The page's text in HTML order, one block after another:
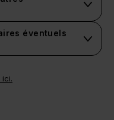
éventuels
ici.